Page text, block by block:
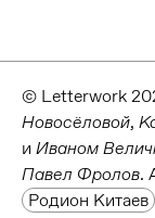
© Letterwork
Новосёловой,
и Иваном
Павел Фролов.
Родион Китаев